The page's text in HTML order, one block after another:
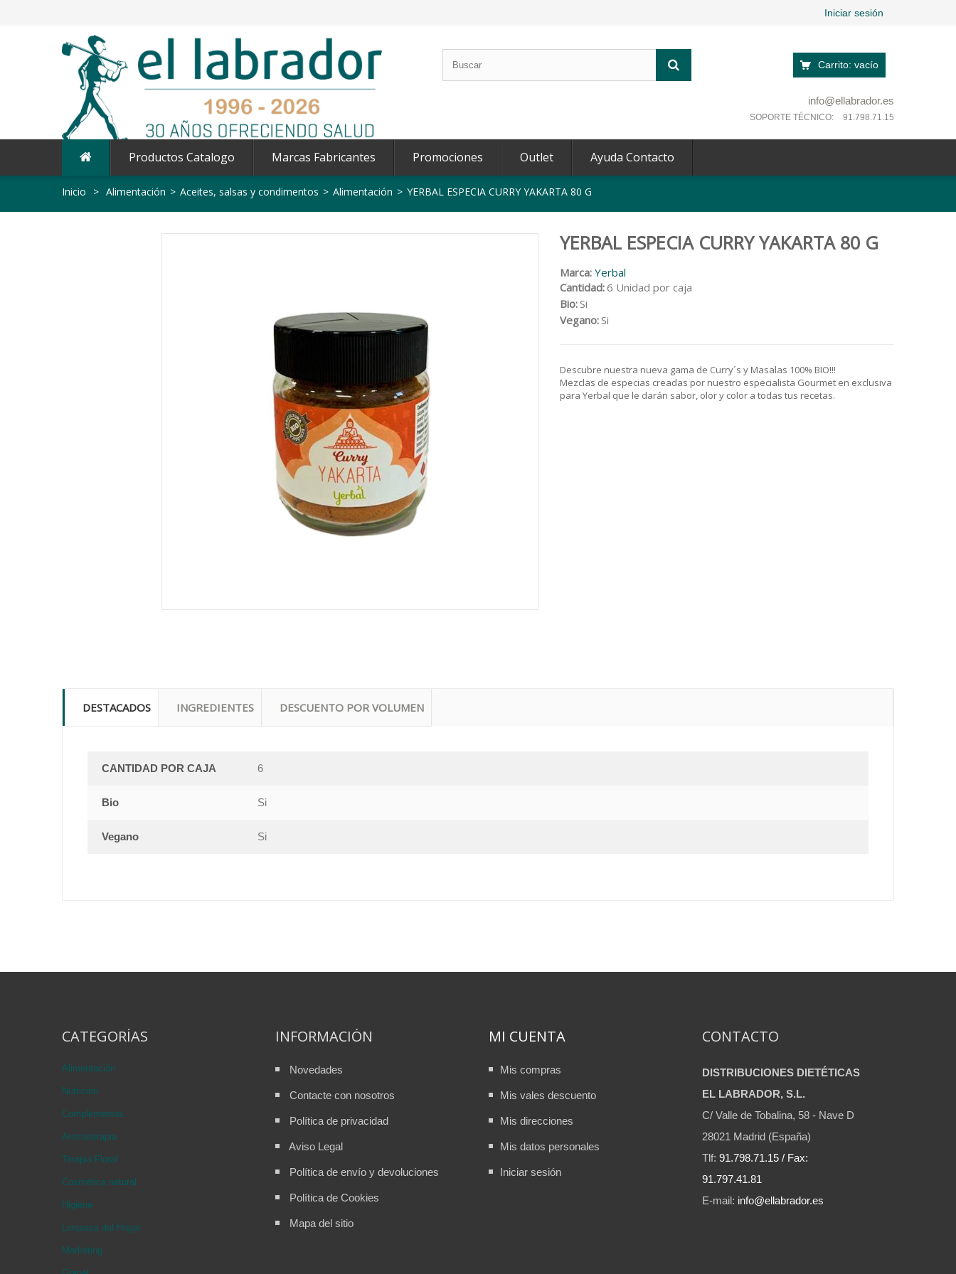
Iniciar sesión
Carrito: vacío
info@ellabrador.es
SOPORTE TÉCNICO: 91.798.71.15
Productos Catalogo Marcas Fabricantes Promociones Outlet Ayuda Contacto
Inicio > Alimentación > Aceites, salsas y condimentos > Alimentación > YERBAL ESPECIA CURRY YAKARTA 80 G
YERBAL ESPECIA CURRY YAKARTA 80 G
Marca: Yerbal
Cantidad:6 Unidad por caja
Bio:Si
Vegano:Si
Descubre nuestra nueva gama de Curry´s y Masalas 100% BIO!!!
Mezclas de especias creadas por nuestro especialista Gourmet en exclusiva
para Yerbal que le darán sabor, olor y color a todas tus recetas.
DESTACADOS INGREDIENTES DESCUENTO POR VOLUMEN
CANTIDAD POR CAJA 6
Bio Si
Vegano Si
CATEGORÍAS
Alimentación
Nutricion
Complementos
Aromaterapia
Terapia Floral
Cosmética natural
Higiene
Limpieza del Hogar
Marketing
INFORMACIÓN
Novedades
Contacte con nosotros
Política de privacidad
Aviso Legal
Política de envío y devoluciones
Política de Cookies
Mapa del sitio
MI CUENTA
Mis compras
Mis vales descuento
Mis direcciones
Mis datos personales
Iniciar sesión
CONTACTO
DISTRIBUCIONES DIETÉTICAS
EL LABRADOR, S.L.
C/ Valle de Tobalina, 58 - Nave D
28021 Madrid (España)
Tlf: 91.798.71.15 / Fax:
91.797.41.81
E-mail: info@ellabrador.es